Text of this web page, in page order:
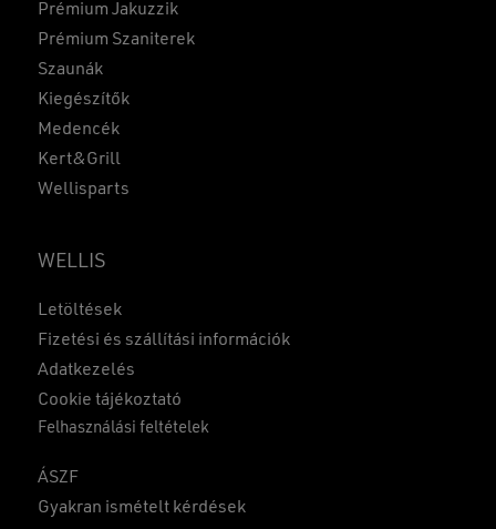
Prémium Jakuzzik
Prémium Szaniterek
Szaunák
Kiegészítők
Medencék
Kert&Grill
Wellisparts
WELLIS
Letöltések
Fizetési és szállítási információk
Adatkezelés
Cookie tájékoztató
Felhasználási feltételek
ÁSZF
Gyakran ismételt kérdések